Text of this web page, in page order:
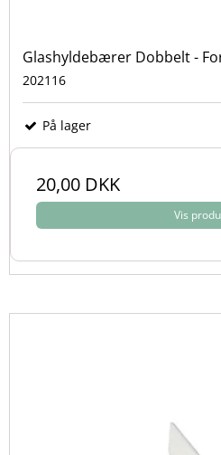
Glashyldebærer Dobbelt -
202116
På lager
20,00 DKK
Vis